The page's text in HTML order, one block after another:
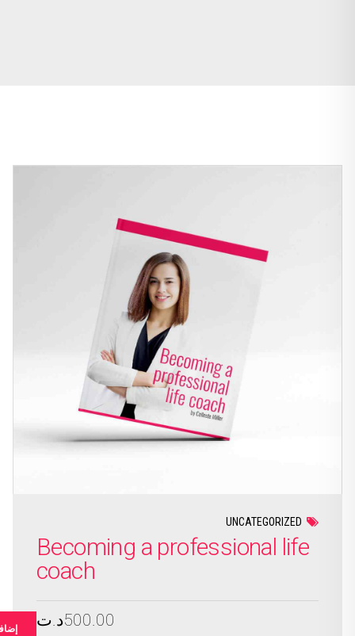
UNCATEGORIZED
Becoming a professional life
coach
500.00د.ت